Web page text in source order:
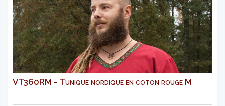
VT360RM - Tunique nordique en coton rouge M